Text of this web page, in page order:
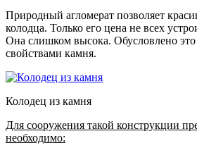
Природный агломерат позволяет
колодца. Только его цена не всех
Она слишком высока. Обусловлено
свойствами камня.
Колодец из камня
Для сооружения такой конструкции
необходимо: